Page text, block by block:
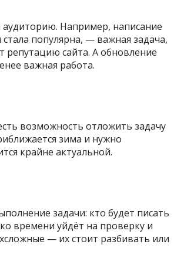
аудиторию. Например, написание
популярна, — важная задача,
репутацию сайта. А обновление
важная работа.
возможность отложить задачу
зима и нужно
крайне актуальной.
задачи: кто будет писать
времени уйдёт на проверку и
— их стоит разбивать или